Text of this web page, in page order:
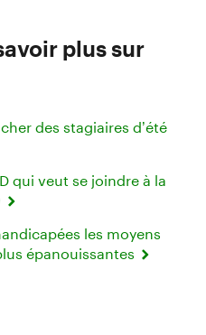
plus sur
des stagiaires d’été
qui veut se joindre à la
les moyens
épanouissantes